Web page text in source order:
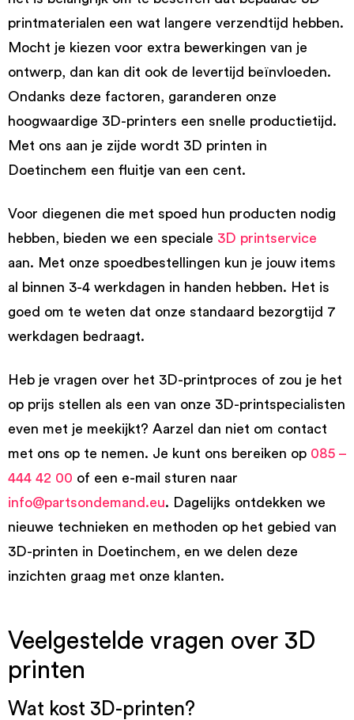
printmaterialen een wat langere verzendtijd hebben.
Mocht je kiezen voor extra bewerkingen van je
ontwerp, dan kan dit ook de levertijd beïnvloeden.
Ondanks deze factoren, garanderen onze
hoogwaardige 3D-printers een snelle productietijd.
Met ons aan je zijde wordt 3D printen in
Doetinchem een fluitje van een cent.
Voor diegenen die met spoed hun producten nodig
hebben, bieden we een speciale 3D printservice
aan. Met onze spoedbestellingen kun je jouw items
al binnen 3-4 werkdagen in handen hebben. Het is
goed om te weten dat onze standaard bezorgtijd 7
werkdagen bedraagt.
Heb je vragen over het 3D-printproces of zou je het
op prijs stellen als een van onze 3D-printspecialisten
even met je meekijkt? Aarzel dan niet om contact
met ons op te nemen. Je kunt ons bereiken op 085 –
444 42 00 of een e-mail sturen naar
info@partsondemand.eu. Dagelijks ontdekken we
nieuwe technieken en methoden op het gebied van
3D-printen in Doetinchem, en we delen deze
inzichten graag met onze klanten.
Veelgestelde vragen over 3D
printen
Wat kost 3D-printen?